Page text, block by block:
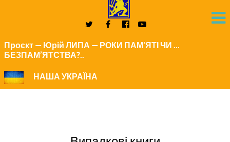
Проєкт — Юрій ЛИПА — РОКИ ПАМ'ЯТІ ЧИ ...
БЕЗПАМ’ЯТСТВА?..
НАША УКРАЇНА